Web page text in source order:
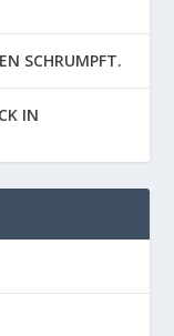
SCHRUMPFT.
IN